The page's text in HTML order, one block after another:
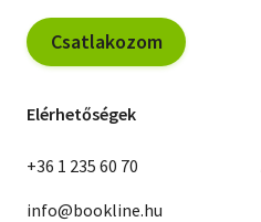
Csatlakozom
Elérhetőségek
+36 1 235 60 70
info@bookline.hu